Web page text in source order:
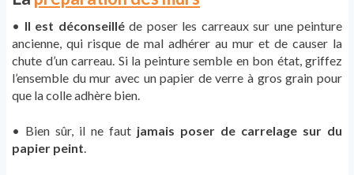
• Il est déconseilléde poser les carreaux sur une peinture
ancienne, qui risque de mal adhérer au mur et de causer la
chute d’un carreau. Si la peinture semble en bon état, griffez
l’ensemble du mur avec un papier de verre à gros grain pour
que la colle adhère bien.
• Bien sûr, il ne faut jamais poser de carrelage sur du
papier peint.